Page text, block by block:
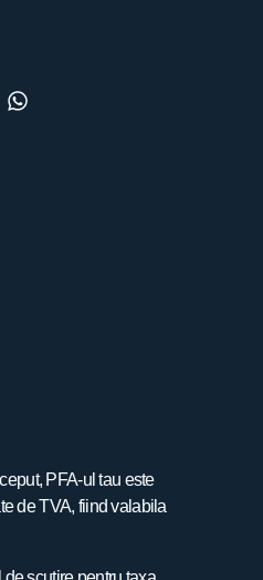
PFA-ul tau este
de TVA, fiind valabila